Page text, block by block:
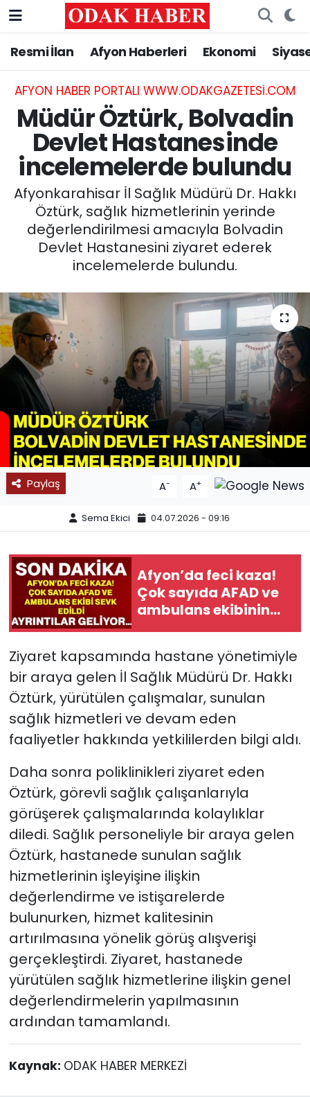
Resmi İlan Afyon Haberleri Ekonomi
AFYON HABER PORTALI WWW.ODAKGAZETESI.COM
Müdür Öztürk, Bolvadin
Devlet Hastanesinde
incelemelerde bulundu
Afyonkarahisar İl Sağlık Müdürü Dr. Hakkı
Öztürk, sağlık hizmetlerinin yerinde
değerlendirilmesi amacıyla Bolvadin
Devlet Hastanesini ziyaret ederek
incelemelerde bulundu.
Paylaş A- A+
Sema Ekici 04.07.2026 - 09:16
Afyon’da feci kaza!
Çok sayıda AFAD ve
ambulans ekibinin
sevk edildiği
Ziyaret kapsamında hastane yönetimiyle
bir araya gelen İl Sağlık Müdürü Dr. Hakkı
Öztürk, yürütülen çalışmalar, sunulan
sağlık hizmetleri ve devam eden
faaliyetler hakkında yetkililerden bilgi aldı.
Daha sonra poliklinikleri ziyaret eden
Öztürk, görevli sağlık çalışanlarıyla
görüşerek çalışmalarında kolaylıklar
diledi. Sağlık personeliyle bir araya gelen
Öztürk, hastanede sunulan sağlık
hizmetlerinin işleyişine ilişkin
değerlendirme ve istişarelerde
bulunurken, hizmet kalitesinin
artırılmasına yönelik görüş alışverişi
gerçekleştirdi. Ziyaret, hastanede
yürütülen sağlık hizmetlerine ilişkin genel
değerlendirmelerin yapılmasının
ardından tamamlandı.
Kaynak: ODAK HABER MERKEZİ
AFYONKARAHİSAR HABERLERİ
Resmi İlan
ASAYİŞ
GÜNCEL
SİYASET
EĞİTİM
MAGAZİN
SAĞLIK
SPOR
11:11 MANŞET
Nöbetçi Eczaneler
Hava Durumu
Trafik Durumu
Süper Lig Puan Durumu ve Fikstür
Tüm Manşetler
Son Dakika Haberleri
Haber Arşivi